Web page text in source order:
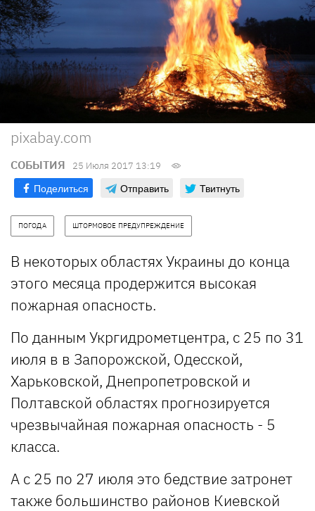
pixabay.com
СОБЫТИЯ 25 Июля 2017 13:19
Поделиться Отправить Твитнуть
ПОГОДА ШТОРМОВОЕ ПРЕДУПРЕЖДЕНИЕ
В некоторых областях Украины до конца
этого месяца продержится высокая
пожарная опасность.
По данным Укргидрометцентра, с 25 по 31
июля в в Запорожской, Одесской,
Харьковской, Днепропетровской и
Полтавской областях прогнозируется
чрезвычайная пожарная опасность - 5
класса.
А с 25 по 27 июля это бедствие затронет
также большинство районов Киевской